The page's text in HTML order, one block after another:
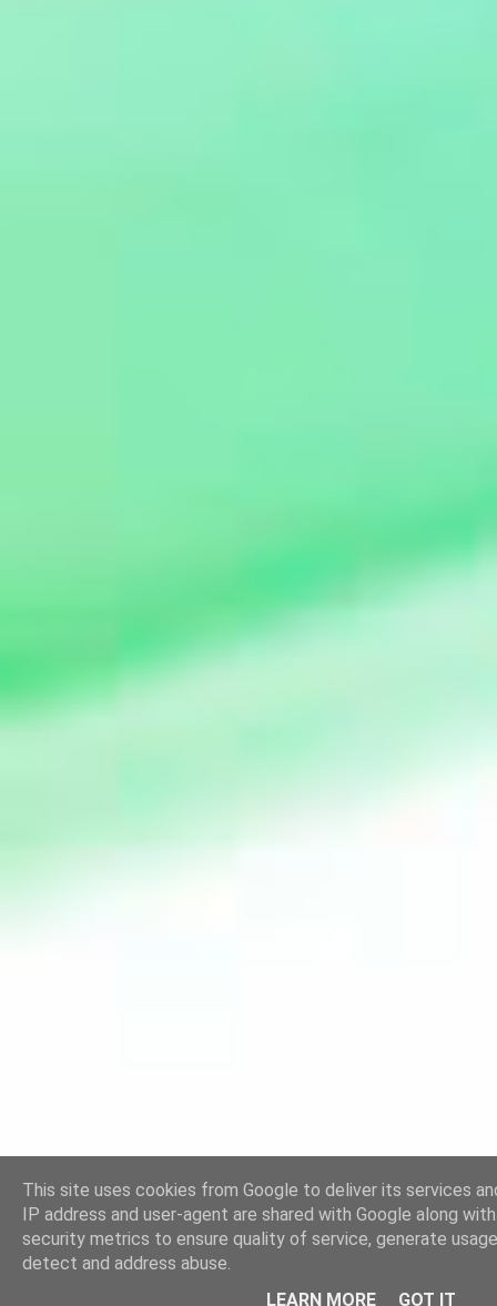
This site uses cookies from Google to deliver its services
IP address and user-agent are shared with Google along
security metrics to ensure quality of service, generate
detect and address abuse.
LEARN MORE
GOT IT